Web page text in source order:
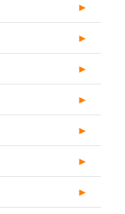
►
►
►
►
►
►
►